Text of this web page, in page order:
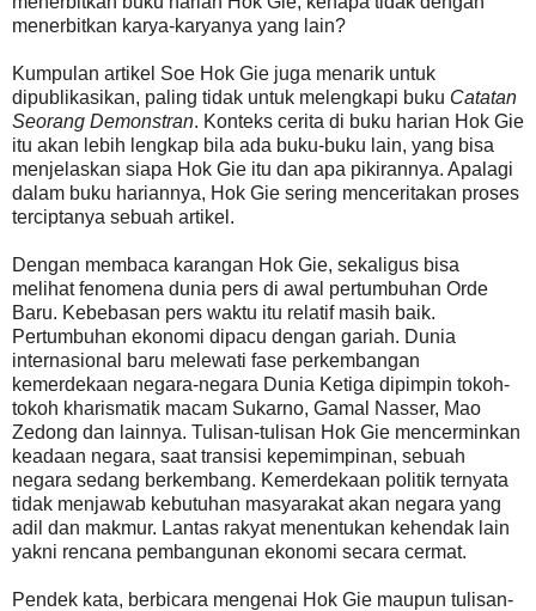
menerbitkan karya-karyanya yang lain?
Kumpulan artikel Soe Hok Gie juga menarik untuk
dipublikasikan, paling tidak untuk melengkapi buku Catatan
Seorang Demonstran. Konteks cerita di buku harian Hok Gie
itu akan lebih lengkap bila ada buku-buku lain, yang bisa
menjelaskan siapa Hok Gie itu dan apa pikirannya. Apalagi
dalam buku hariannya, Hok Gie sering menceritakan proses
terciptanya sebuah artikel.
Dengan membaca karangan Hok Gie, sekaligus bisa
melihat fenomena dunia pers di awal pertumbuhan Orde
Baru. Kebebasan pers waktu itu relatif masih baik.
Pertumbuhan ekonomi dipacu dengan gariah. Dunia
internasional baru melewati fase perkembangan
kemerdekaan negara-negara Dunia Ketiga dipimpin tokoh-
tokoh kharismatik macam Sukarno, Gamal Nasser, Mao
Zedong dan lainnya. Tulisan-tulisan Hok Gie mencerminkan
keadaan negara, saat transisi kepemimpinan, sebuah
negara sedang berkembang. Kemerdekaan politik ternyata
tidak menjawab kebutuhan masyarakat akan negara yang
adil dan makmur. Lantas rakyat menentukan kehendak lain
yakni rencana pembangunan ekonomi secara cermat.
Pendek kata, berbicara mengenai Hok Gie maupun tulisan-